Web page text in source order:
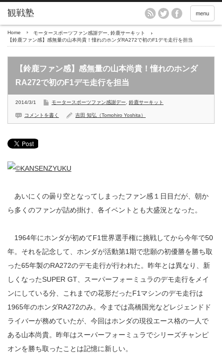
menu
Home モータースポーツファン感謝デー
鈴鹿サーキット
【鈴鹿ファン感】感無量の山本尚貴！憧れのホンダRA272で初のF1デモ走行を担当
【鈴鹿ファン感】感無量の山本尚貴！憧れのホンダ
RA272で初のF1デモ走行を担当
2014/3/1 モータースポーツファン感謝デー 鈴鹿サーキット
コメントを書く 吉田 知弘（Tomohiro Yoshita）
あいにくの曇り空となってしまったファン感１日目だが、朝か
ら多くのファンが詰め掛け、各イベントとも大盛況となった。
1964年にホンダが初めてF1世界選手権に挑戦してから今年で50
年。それを記念して、ホンダが活動第1期で悲願の初優勝を勝ち取
った65年製のRA272のデモ走行が行われた。昨年とは異なり、新
しくなったSUPER GT、スーパーフォーミュラのデモ走行をメイ
ンにしている分、これまでの花形だったF1マシンのデモ走行は
1965年のホンダRA272のみ。今までは高橋国光などレジェンドド
ライバーが務めていたが、今回はホンダの現役エース格の一人で
ある山本尚貴。昨年はスーパーフォーミュラでシリーズチャンピ
オンを勝ち取ったことは記憶に新しい。